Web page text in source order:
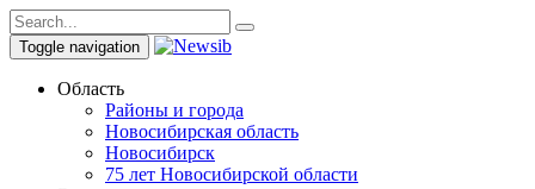
Toggle navigation
Область
Районы и города
Новосибирская область
Новосибирск
75 лет Новосибирской области